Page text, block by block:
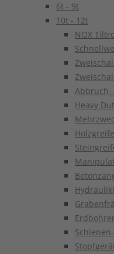
6t - 9t
10t - 12t
NOX
Abbruch-
Heavy
Erdbohrer